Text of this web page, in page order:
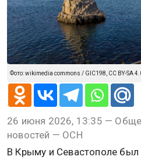
Фото: wikimedia commons / GIC198, CC BY-SA
26 июня 2026, 13:35 —
новостей — ОСН
В Крыму и Севастополе был